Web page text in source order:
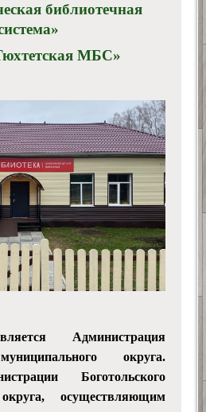
библиотечная
МБС»
Администрация
муниципального округа.
Боготольского
, осуществляющим